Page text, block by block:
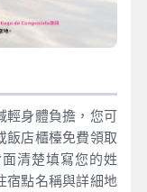
輕身體負擔，您可
飯店櫃檯免費領取
清楚填寫您的姓
宿點名稱與詳細地